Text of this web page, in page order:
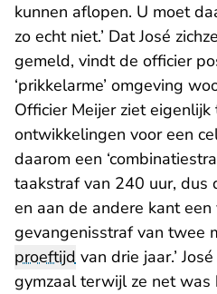
kunnen aflopen. U moet
zo echt niet.’ Dat José
gemeld, vindt de officier
‘prikkelarme’ omgeving
Officier Meijer ziet
ontwikkelingen voor een
daarom een
taakstraf van 240 uur, dus
en aan de andere kant
gevangenisstraf van twee
proeftijd van drie jaar.’
gymzaal terwijl ze net was